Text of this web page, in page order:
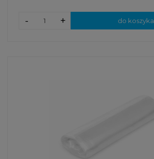
+
- do koszyka